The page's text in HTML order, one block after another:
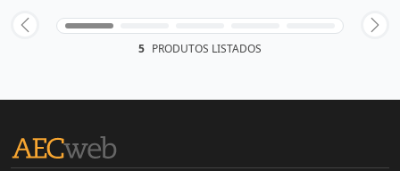
5 PRODUTOS LISTADOS